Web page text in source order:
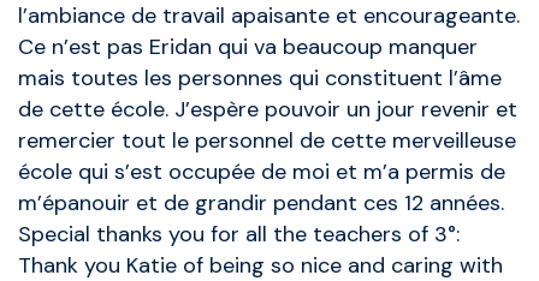
l’ambiance de travail apaisante et encourageante.
Ce n’est pas Eridan qui va beaucoup manquer
mais toutes les personnes qui constituent l’âme
de cette école. J’espère pouvoir un jour revenir et
remercier tout le personnel de cette merveilleuse
école qui s’est occupée de moi et m’a permis de
m’épanouir et de grandir pendant ces 12 années.
Special thanks you for all the teachers of 3°:
Thank you Katie of being so nice and caring with